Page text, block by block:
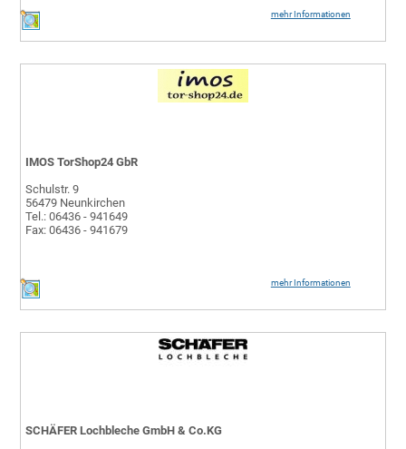
mehr Informationen
mehr Informationen
IMOS TorShop24 GbR
Schulstr. 9
56479 Neunkirchen
Tel.: 06436 - 941649
Fax: 06436 - 941679
SCHÄFER Lochbleche GmbH & Co.KG